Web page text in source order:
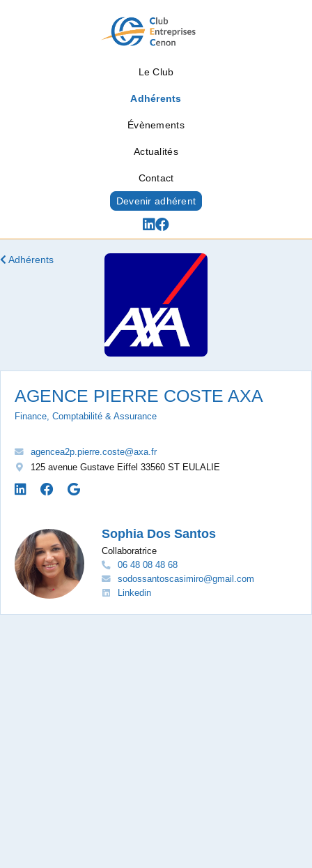
Le Club
Adhérents
Évènements
Actualités
Contact
Devenir adhérent
Adhérents
AGENCE PIERRE COSTE AXA
Finance, Comptabilité & Assurance
agencea2p.pierre.coste@axa.fr
125 avenue Gustave Eiffel 33560 ST EULALIE
Sophia Dos Santos
Collaboratrice
06 48 08 48 68
sodossantoscasimiro@gmail.com
Linkedin